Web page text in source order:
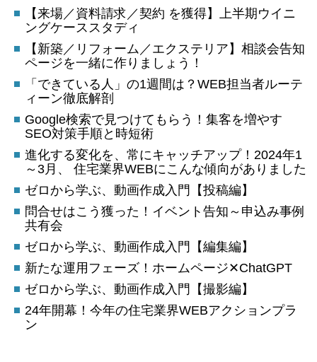
【来場／資料請求／契約 を獲得】上半期ウイニ
ングケーススタディ
【新築／リフォーム／エクステリア】相談会告知
ページを一緒に作りましょう！
「できている人」の1週間は？WEB担当者ルーテ
ィーン徹底解剖
Google検索で見つけてもらう！集客を増やす
SEO対策手順と時短術
進化する変化を、常にキャッチアップ！2024年1
～3月、 住宅業界WEBにこんな傾向がありました
ゼロから学ぶ、動画作成入門【投稿編】
問合せはこう獲った！イベント告知～申込み事例
共有会
ゼロから学ぶ、動画作成入門【編集編】
新たな運用フェーズ！ホームページ✕ChatGPT
ゼロから学ぶ、動画作成入門【撮影編】
24年開幕！今年の住宅業界WEBアクションプラ
ン